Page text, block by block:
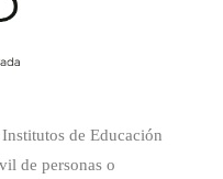
de Educación
de personas o